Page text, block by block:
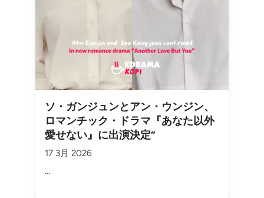
ソ・ガンジュンとアン・ウンジン、
ロマンチック・ドラマ『あなた以外
愛せない』に出演決定“
17 3月 2026
...